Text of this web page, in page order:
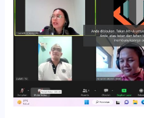
Pertambangan
26-
2023
Online
Training